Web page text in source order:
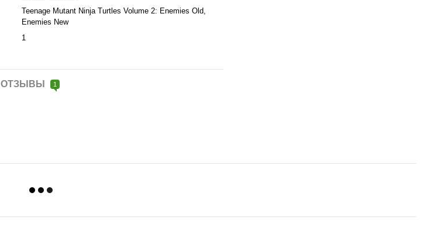
Teenage Mutant Ninja Turtles Volume 2: Enemies Old,
Enemies New
1
ОТЗЫВЫ 1